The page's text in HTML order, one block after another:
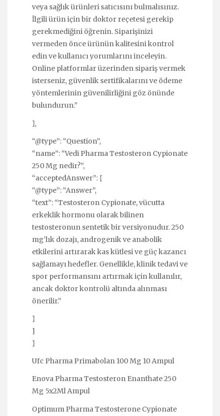
veya sağlık ürünleri satıcısını bulmalısınız.
İlgili ürün için bir doktor reçetesi gerekip
gerekmediğini öğrenin. Siparişinizi
vermeden önce ürünün kalitesini kontrol
edin ve kullanıcı yorumlarını inceleyin.
Online platformlar üzerinden sipariş vermek
isterseniz, güvenlik sertifikalarını ve ödeme
yöntemlerinin güvenilirliğini göz önünde
bulundurun.”
},
“@type”: “Question”,
“name”: “Vedi Pharma Testosteron Cypionate
250 Mg nedir?”,
“acceptedAnswer”: {
“@type”: “Answer”,
“text”: “Testosteron Cypionate, vücutta
erkeklik hormonu olarak bilinen
testosteronun sentetik bir versiyonudur. 250
mg’lık dozajı, androgenik ve anabolik
etkilerini artırarak kas kütlesi ve güç kazancı
sağlamayı hedefler. Genellikle, klinik tedavi ve
spor performansını artırmak için kullanılır,
ancak doktor kontrolü altında alınması
önerilir.”
}
]
}
Ufc Pharma Primabolan 100 Mg 10 Ampul
Enova Pharma Testosteron Enanthate 250
Mg 5x2Ml Ampul
Optimum Pharma Testosterone Cypionate